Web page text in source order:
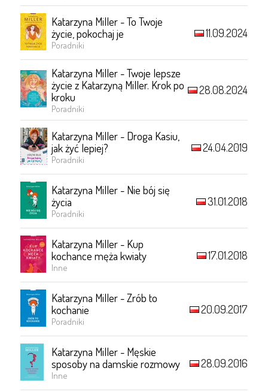
Katarzyna Miller - To Twoje
życie, pokochaj je
Poradniki
11.09.2024
Katarzyna Miller - Twoje lepsze
życie z Katarzyną Miller. Krok po
kroku
Poradniki
28.08.2024
Katarzyna Miller - Droga Kasiu,
jak żyć lepiej?
Poradniki
24.04.2019
Katarzyna Miller - Nie bój się
życia
Poradniki
31.01.2018
Katarzyna Miller - Kup
kochance męża kwiaty
Inne
17.01.2018
Katarzyna Miller - Zrób to
kochanie
Poradniki
20.09.2017
Katarzyna Miller - Męskie
sposoby na damskie rozmowy
Inne
28.09.2016